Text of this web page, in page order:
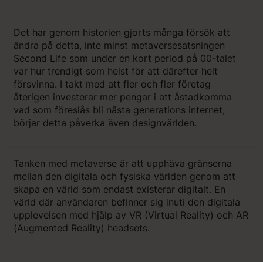
Det har genom historien gjorts många försök att
ändra på detta, inte minst metaversesatsningen
Second Life som under en kort period på 00-talet
var hur trendigt som helst för att därefter helt
försvinna. I takt med att fler och fler företag
återigen investerar mer pengar i att åstadkomma
vad som föreslås bli nästa generations internet,
börjar detta påverka även designvärlden.
Tanken med metaverse är att upphäva gränserna
mellan den digitala och fysiska världen genom att
skapa en värld som endast existerar digitalt. En
värld där användaren befinner sig inuti den digitala
upplevelsen med hjälp av VR (Virtual Reality) och AR
(Augmented Reality) headsets.